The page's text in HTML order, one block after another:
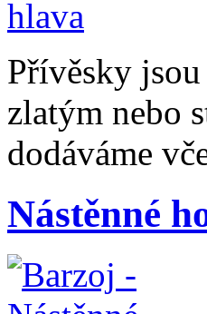
Přívěsky
zlatým nebo
dodáváme
Nástěnné